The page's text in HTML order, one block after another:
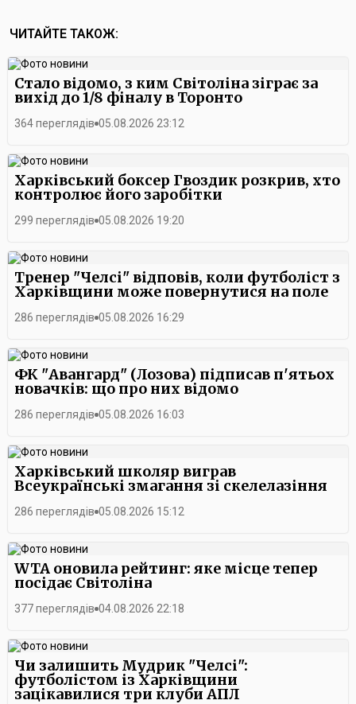
ЧИТАЙТЕ ТАКОЖ:
Стало відомо, з ким Світоліна зіграє за
вихід до 1/8 фіналу в Торонто
364 переглядів 05.08.2026 23:12
Харківський боксер Гвоздик розкрив, хто
контролює його заробітки
299 переглядів 05.08.2026 19:20
Тренер "Челсі" відповів, коли футболіст з
Харківщини може повернутися на поле
286 переглядів 05.08.2026 16:29
ФК "Авангард" (Лозова) підписав п'ятьох
новачків: що про них відомо
286 переглядів 05.08.2026 16:03
Харківський школяр виграв
Всеукраїнські змагання зі скелелазіння
286 переглядів 05.08.2026 15:12
WTA оновила рейтинг: яке місце тепер
посідає Світоліна
377 переглядів 04.08.2026 22:18
Чи залишить Мудрик "Челсі":
футболістом із Харківщини
зацікавилися три клуби АПЛ